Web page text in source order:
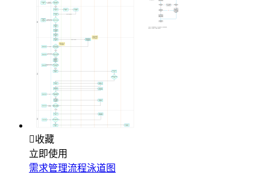
收藏
立即使用
需求管理流程泳道图